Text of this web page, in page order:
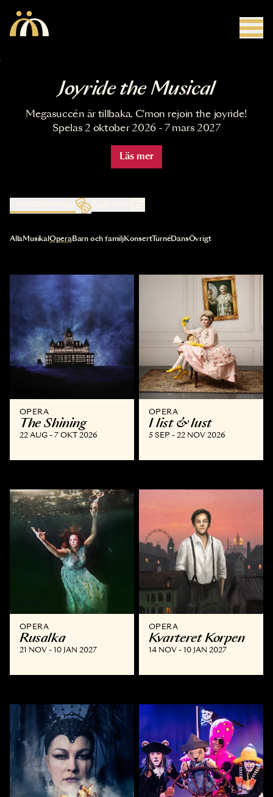
Joyride the Musical
Megasuccén är tillbaka. C'mon rejoin the joyride!
Spelas 2 oktober 2026 - 7 mars 2027
Läs mer
Kalender
Val av kategori uppdaterar innehållet automatiskt
AllaMusikal OperaBarn och familjKonsertTurnéDansÖvrigt
OPERA
The Shining
22 AUG - 7 OKT 2026
OPERA
I list & lust
5 SEP - 22 NOV 2026
OPERA
Rusalka
21 NOV - 10 JAN 2027
OPERA
Kvarteret Korpen
14 NOV - 10 JAN 2027